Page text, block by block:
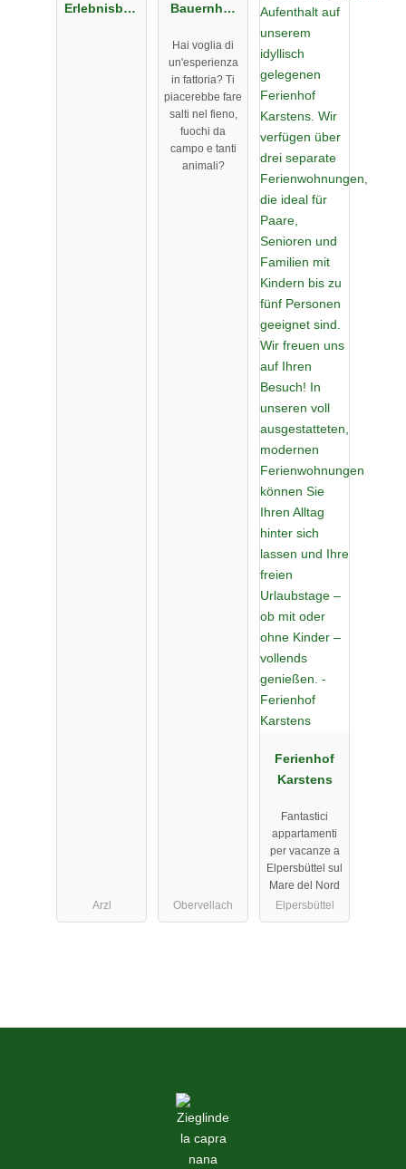
Erlebnisbau
Arzl
Bauernhof
Hai voglia di
un'esperienza
in fattoria? Ti
piacerebbe fare
salti nel fieno,
fuochi da
campo e tanti
animali?
Obervellach
Ferienhof
Karstens
Fantastici
appartamenti
per vacanze a
Elpersbüttel sul
Mare del Nord
Elpersbüttel